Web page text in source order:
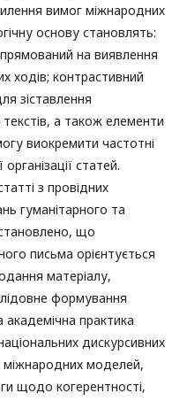
вимог міжнародних
основу становлять:
на виявлення
ходів; контрастивний
зіставлення
а також елементи
виокремити частотні
статей.
з провідних
гуманітарного та
що
письма орієнтується
матеріалу,
формування
академічна практика
дискурсивних
моделей,
щодо когерентності,